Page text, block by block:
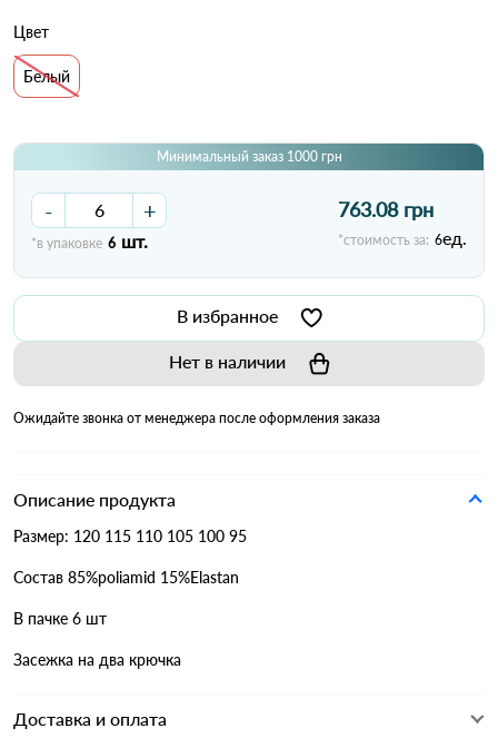
Цвет
Белый
Минимальный заказ 1000 грн
- +
*в упаковке 6 шт.
763.08 грн
*стоимость за: 6ед.
В избранное
Нет в наличии
Ожидайте звонка от менеджера после оформления заказа
Описание продукта
Размер: 120 115 110 105 100 95
Состав 85%poliamid 15%Elastan
В пачке 6 шт
Засежка на два крючка
Доставка и оплата